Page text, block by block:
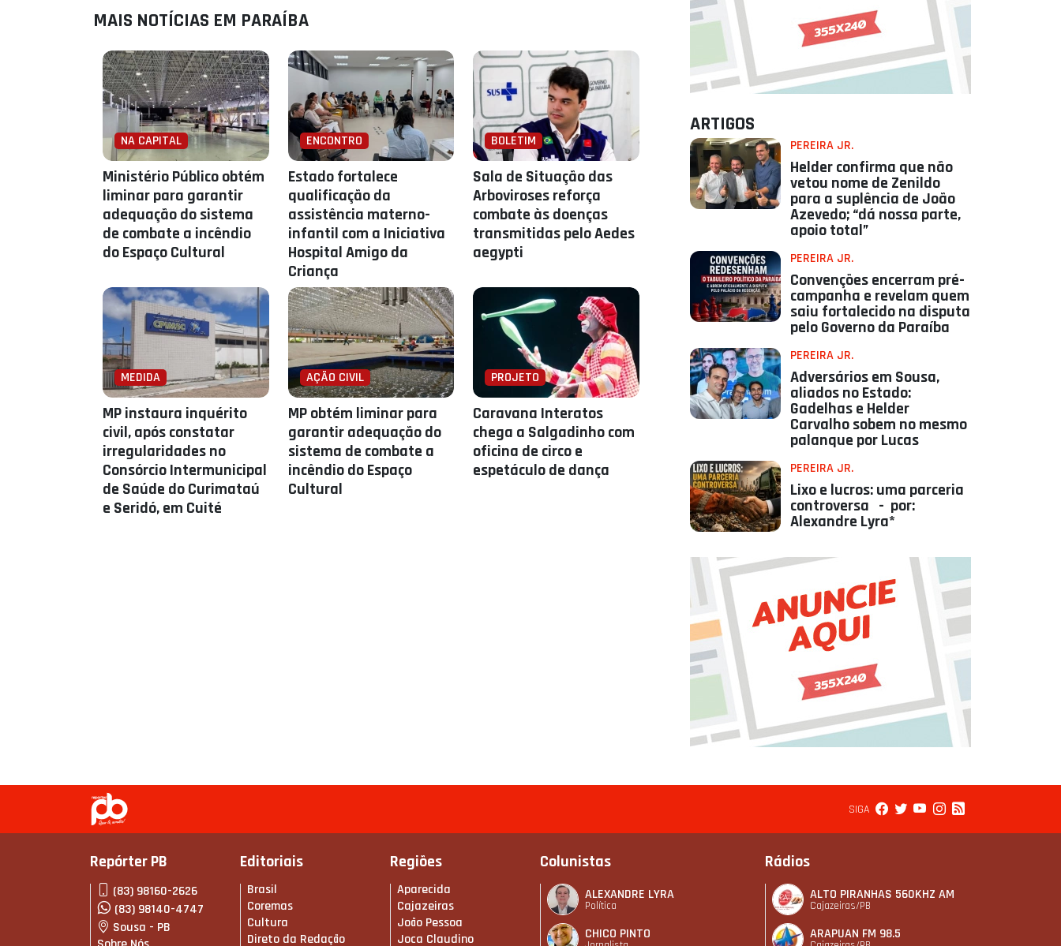
MAIS NOTÍCIAS EM PARAÍBA
NA CAPITAL
Ministério Público obtém
liminar para garantir
adequação do sistema
de combate a incêndio
do Espaço Cultural
ENCONTRO
Estado fortalece
qualificação da
assistência materno-
infantil com a Iniciativa
Hospital Amigo da
Criança
BOLETIM
Sala de Situação das
Arboviroses reforça
combate às doenças
transmitidas pelo Aedes
aegypti
MEDIDA
MP instaura inquérito
civil, após constatar
irregularidades no
Consórcio Intermunicipal
de Saúde do Curimataú
e Seridó, em Cuité
AÇÃO CIVIL
MP obtém liminar para
garantir adequação do
sistema de combate a
incêndio do Espaço
Cultural
PROJETO
Caravana Interatos
chega a Salgadinho com
oficina de circo e
espetáculo de dança
ARTIGOS
PEREIRA JR.
Helder confirma que não
vetou nome de Zenildo
para a suplência de João
Azevedo; “dá nossa parte,
apoio total”
PEREIRA JR.
Convenções encerram pré-
campanha e revelam quem
saiu fortalecido na disputa
pelo Governo da Paraíba
PEREIRA JR.
Adversários em Sousa,
aliados no Estado:
Gadelhas e Helder
Carvalho sobem no mesmo
palanque por Lucas
PEREIRA JR.
Lixo e lucros: uma parceria
controversa - por:
Alexandre Lyra*
SIGA
Repórter PB
(83) 98160-2626
(83) 98140-4747
Sousa - PB
Editoriais
Brasil
Coremas
Cultura
Direto da Redação
Regiões
Aparecida
Cajazeiras
João Pessoa
Joca Claudino
Colunistas
ALEXANDRE LYRA
Política
CHICO PINTO
Rádios
ALTO PIRANHAS 560KHZ AM
Cajazeiras/PB
ARAPUAN FM 98.5